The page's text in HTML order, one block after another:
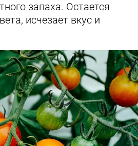
запаха. Остается
исчезает вкус и